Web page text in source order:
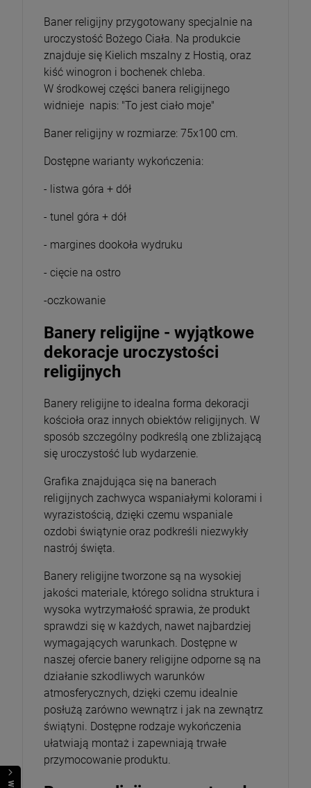
Wyszyński
Opakowanie
Baner religijny przygotowany specjalnie na
uroczystość Bożego Ciała. Na produkcie
znajduje się Kielich mszalny z Hostią, oraz
kiść winogron i bochenek chleba.
W środkowej części banera religijnego
widnieje napis: "To jest ciało moje"
Baner religijny w rozmiarze: 75x100 cm.
Dostępne warianty wykończenia:
- listwa góra + dół
- tunel góra + dół
- margines dookoła wydruku
- cięcie na ostro
-oczkowanie
Banery religijne - wyjątkowe
dekoracje uroczystości
religijnych
Banery religijne to idealna forma dekoracji
kościoła oraz innych obiektów religijnych. W
sposób szczególny podkreślą one zbliżającą
się uroczystość lub wydarzenie.
Grafika znajdująca się na banerach
religijnych zachwyca wspaniałymi kolorami i
wyrazistością, dzięki czemu wspaniale
ozdobi świątynie oraz podkreśli niezwykły
nastrój święta.
Banery religijne tworzone są na wysokiej
jakości materiale, którego solidna struktura i
wysoka wytrzymałość sprawia, że produkt
sprawdzi się w każdych, nawet najbardziej
wymagających warunkach. Dostępne w
naszej ofercie banery religijne odporne są na
działanie szkodliwych warunków
atmosferycznych, dzięki czemu idealnie
posłużą zarówno wewnątrz i jak na zewnątrz
świątyni. Dostępne rodzaje wykończenia
ułatwiają montaż i zapewniają trwałe
przymocowanie produktu.